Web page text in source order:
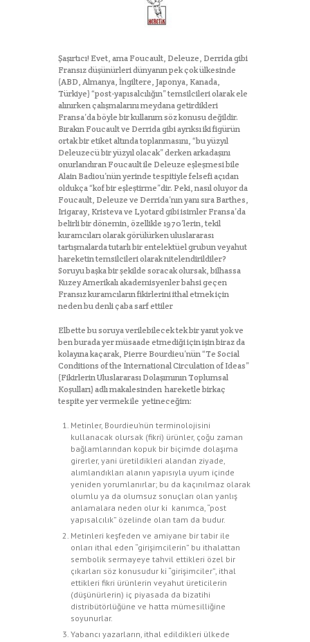
Şaşırtıcı! Evet, ama Foucault, Deleuze, Derrida gibi
Fransız düşünürleri dünyanın pek çok ülkesinde
(ABD, Almanya, İngiltere, Japonya, Kanada,
Türkiye) “post-yapısalcılığın” temsilcileri olarak ele
alınırken çalışmalarını meydana getirdikleri
Fransa’da böyle bir kullanım söz konusu değildir.
Bırakın Foucault ve Derrida gibi ayrıksı iki figürün
ortak bir etiket altında toplanmasını, “bu yüzyıl
Deleuzecü bir yüzyıl olacak” derken arkadaşını
onurlandıran Foucault ile Deleuze eşleşmesi bile
Alain Badiou’nün yerinde tespitiyle felsefi açıdan
oldukça “kof bir eşleştirme”dir. Peki, nasıl oluyor da
Foucault, Deleuze ve Derrida’nın yanı sıra Barthes,
Irigaray, Kristeva ve Lyotard gibi isimler Fransa’da
belirli bir dönemin, özellikle 1970’lerin, tekil
kuramcıları olarak görülürken uluslararası
tartışmalarda tutarlı bir entelektüel grubun veyahut
hareketin temsilcileri olarak nitelendirildiler?
Soruyu başka bir şekilde soracak olursak, bilhassa
Kuzey Amerikalı akademisyenler bahsi geçen
Fransız kuramcıların fikirlerini ithal etmek için
neden bu denli çaba sarf ettiler
Elbette bu soruya verilebilecek tek bir yanıt yok ve
ben burada yer müsaade etmediği için işin biraz da
kolayına kaçarak, Pierre Bourdieu’nün “Te Social
Conditions of the International Circulation of Ideas”
(Fikirlerin Uluslararası Dolaşımının Toplumsal
Koşulları) adlı makalesinden hareketle birkaç
tespite yer vermek ile yetineceğim:
Metinler, Bourdieu’nün terminolojisini
kullanacak olursak (fikri) ürünler, çoğu zaman
bağlamlarından kopuk bir biçimde dolaşıma
girerler, yani üretildikleri alandan ziyade,
alımlandıkları alanın yapısıyla uyum içinde
yeniden yorumlanırlar; bu da kaçınılmaz olarak
olumlu ya da olumsuz sonuçları olan yanlış
anlamalara neden olur ki kanımca, “post
yapısalcılık” özelinde olan tam da budur.
Metinleri keşfeden ve amiyane bir tabir ile
onları ithal eden “girişimcilerin” bu ithalattan
sembolik sermayeye tahvil ettikleri özel bir
çıkarları söz konusudur ki “girişimciler”, ithal
ettikleri fikri ürünlerin veyahut üreticilerin
(düşünürlerin) iç piyasada da bizatihi
distribütörlüğüne ve hatta mümesilliğine
soyunurlar.
Yabancı yazarların, ithal edildikleri ülkede